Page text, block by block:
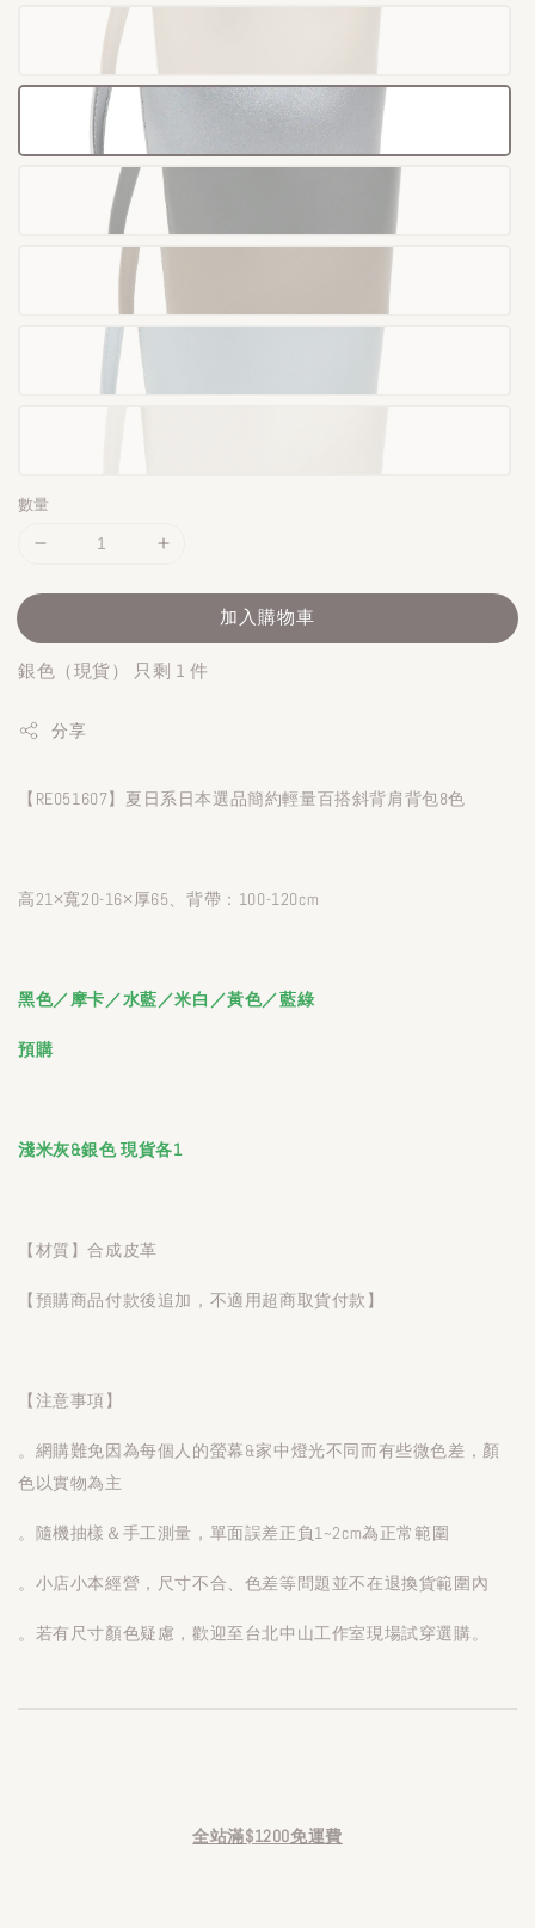
數量
加入購物車
銀色（現貨） 只剩 1 件
分享
【RE051607】夏日系日本選品簡約輕量百搭斜背肩背包8色
高21×寬20-16×厚65、背帶：100-120cm
黑色／摩卡／水藍／米白／黃色／藍綠
預購
淺米灰&銀色 現貨各1
【材質】合成皮革
【預購商品付款後追加，不適用超商取貨付款】
【注意事項】
。網購難免因為每個人的螢幕&家中燈光不同而有些微色差，顏
色以實物為主
。隨機抽樣＆手工測量，單面誤差正負1~2cm為正常範圍
。小店小本經營，尺寸不合、色差等問題並不在退換貨範圍內
。若有尺寸顏色疑慮，歡迎至台北中山工作室現場試穿選購。
全站滿$1200免運費